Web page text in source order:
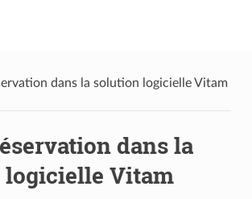
dans la solution logicielle Vitam
dans la
Vitam